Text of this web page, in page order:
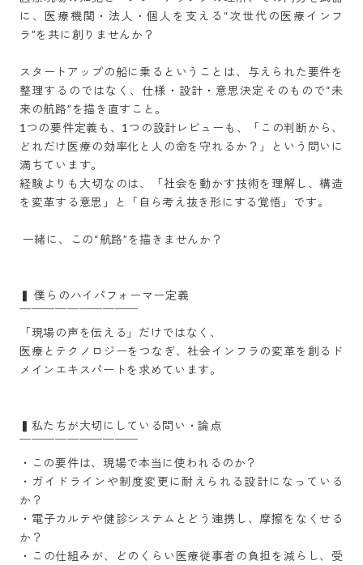
に、医療機関・法人・個人を支える“次世代の医療インフ
ラ”を共に創りませんか？
スタートアップの船に乗るということは、与えられた要件を
整理するのではなく、仕様・設計・意思決定そのもので“未
来の航路”を描き直すこと。
1つの要件定義も、1つの設計レビューも、「この判断から、
どれだけ医療の効率化と人の命を守れるか？」という問いに
満ちています。
経験よりも大切なのは、「社会を動かす技術を理解し、構造
を変革する意思」と「自ら考え抜き形にする覚悟」です。
▍ 僕らのハイパフォーマー定義
￣￣￣￣￣￣￣￣￣￣
「現場の声を伝える」だけではなく、
医療とテクノロジーをつなぎ、社会インフラの変革を創るド
メインエキスパートを求めています。
▍私たちが大切にしている問い・論点
￣￣￣￣￣￣￣￣￣￣
・この要件は、現場で本当に使われるのか？
・ガイドラインや制度変更に耐えられる設計になっている
か？
・電子カルテや健診システムとどう連携し、摩擦をなくせる
か？
・この仕組みが、どのくらい医療従事者の負担を減らし、受